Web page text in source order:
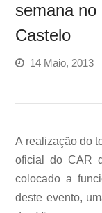
semana
Castelo
14 Maio, 2013
A realização do
oficial do CAR
colocado a
deste evento,